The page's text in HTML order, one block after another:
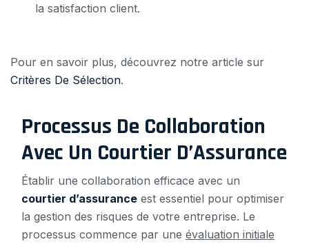
la satisfaction client.
Pour en savoir plus, découvrez notre article sur
Critères De Sélection.
Processus De Collaboration
Avec Un Courtier D’Assurance
Établir une collaboration efficace avec un
courtier d’assurance est essentiel pour optimiser
la gestion des risques de votre entreprise. Le
processus commence par une évaluation initiale